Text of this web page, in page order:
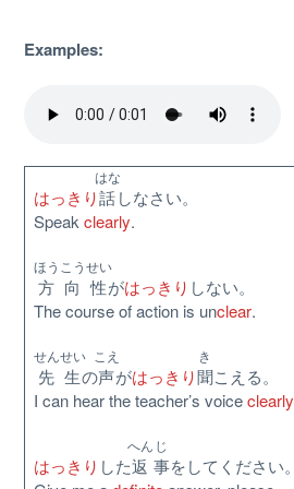
About
Website Guide
Unlock bonus content
Become a Patron
Examples:
はっきり話
はな
しなさい。
Speak clearly.
方向性
ほうこうせい
がはっきり しない。
The course of action is unclear.
先生
せんせい
の声
こえ
がはっきり聞
き
こえる。
I can hear the teacher’s voiceclearly
はっきり した返
へん
事
じ
をしてください。